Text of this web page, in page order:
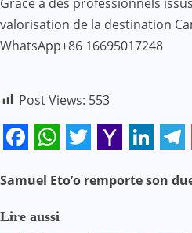
valorisation de la destination
WhatsApp+86 16695017248
Post Views: 553
Mail
N
a
Samuel Eto’o remporte son
Lire aussi